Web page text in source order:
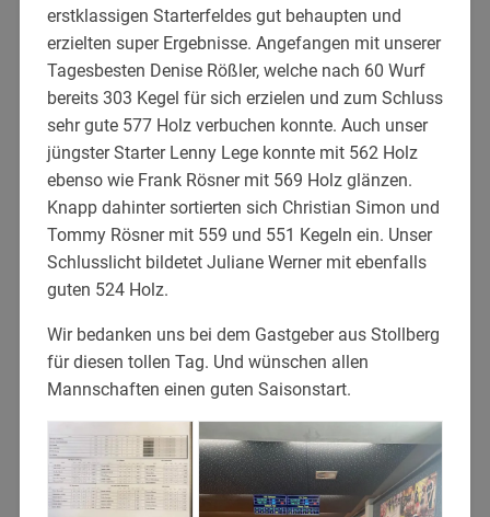
erstklassigen Starterfeldes gut behaupten und
erzielten super Ergebnisse. Angefangen mit unserer
Tagesbesten Denise Rößler, welche nach 60 Wurf
bereits 303 Kegel für sich erzielen und zum Schluss
sehr gute 577 Holz verbuchen konnte. Auch unser
jüngster Starter Lenny Lege konnte mit 562 Holz
ebenso wie Frank Rösner mit 569 Holz glänzen.
Knapp dahinter sortierten sich Christian Simon und
Tommy Rösner mit 559 und 551 Kegeln ein. Unser
Schlusslicht bildetet Juliane Werner mit ebenfalls
guten 524 Holz.
Wir bedanken uns bei dem Gastgeber aus Stollberg
für diesen tollen Tag. Und wünschen allen
Mannschaften einen guten Saisonstart.